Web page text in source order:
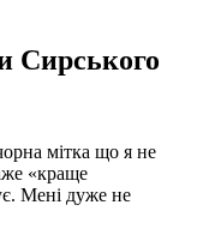
Сирського
мітка що я не
«краще
Мені дуже не